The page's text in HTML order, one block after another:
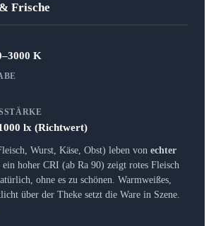
Frische
K
lx (Richtwert)
Wurst, Käse, Obst) leben von echter
ein hoher CRI (ab Ra 90) zeigt rotes Fleisch
ohne es zu schönen. Warmweißes,
über der Theke setzt die Ware in Szene.